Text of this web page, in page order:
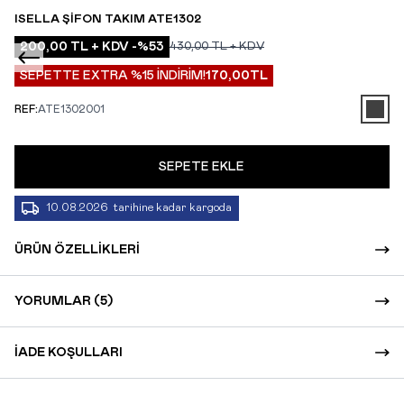
ISELLA ŞIFON TAKIM ATE1302
200,00 TL + KDV -%53 430,00TL + KDV
SEPETTE EXTRA %15 İNDİRİM!170,00TL
REF:ATE1302001
SEPETE EKLE
10.08.2026 tarihine kadar kargoda
ÜRÜN ÖZELLIKLERI
YORUMLAR (5)
İADE KOŞULLARI